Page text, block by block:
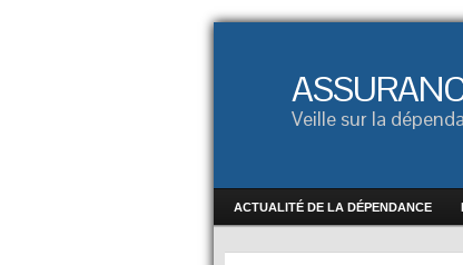
Veille sur la
ACTUALITÉ DE LA DÉPENDANCE